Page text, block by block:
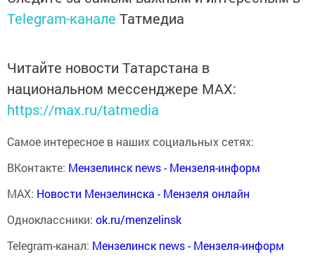
Telegram-канале Татмедиа
Читайте новости Татарстана в
национальном мессенджере MАХ:
https://max.ru/tatmedia
Самое интересное в наших социальных сетях:
ВКонтакте: Мензелинск news - Мензеля-информ
MAX: Новости Мензелинска - Мензеля онлайн
Одноклассники: ok.ru/menzelinsk
Telegram-канал: Мензелинск news - Мензеля-информ